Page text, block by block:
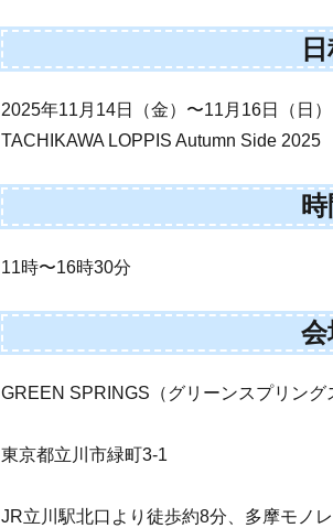
2025年11月14日（金）〜11月16日（日）
TACHIKAWA LOPPIS Autumn Side 2025
11時〜16時30分
GREEN SPRINGS（グリーンスプリング
東京都立川市緑町3-1
JR立川駅北口より徒歩約8分、多摩モノ